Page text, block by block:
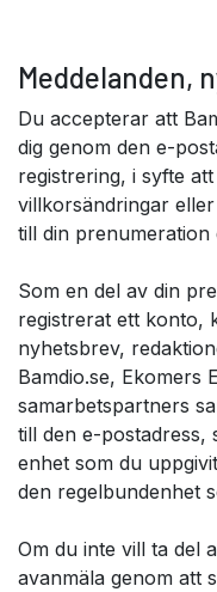
Meddelanden,
Du accepterar att
dig genom den e-
registrering, i syfte
villkorsändringar
till din prenumeration
Som en del av din
registrerat ett konto,
nyhetsbrev,
Bamdio.se, Ekomers
samarbetspartners
till den e-postadress,
enhet som du
den regelbundenhet
Om du inte vill ta del
avanmäla genom att